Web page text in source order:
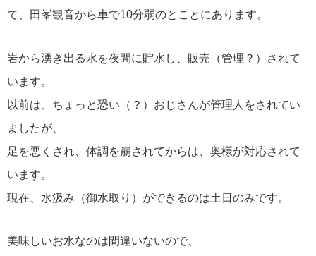
て、田峯観音から車で10分弱のとことにあります。
岩から湧き出る水を夜間に貯水し、販売（管理？）されて
います。
以前は、ちょっと恐い（？）おじさんが管理人をされてい
ましたが、
足を悪くされ、体調を崩されてからは、奥様が対応されて
います。
現在、水汲み（御水取り）ができるのは土日のみです。
美味しいお水なのは間違いないので、